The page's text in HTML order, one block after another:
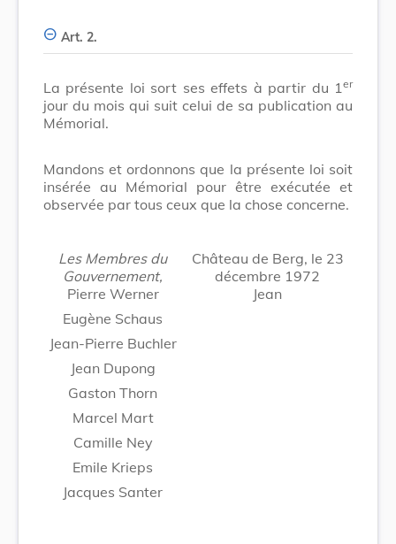
Art. 2.
La présente loi sort ses effets à partir du 1 er
jour du mois qui suit celui de sa publication au
Mémorial.
Mandons et ordonnons que la présente loi soit
insérée au Mémorial pour être exécutée et
observée par tous ceux que la chose concerne.
Les Membres du
Gouvernement,
Pierre Werner
Eugène Schaus
Jean-Pierre Buchler
Jean Dupong
Gaston Thorn
Marcel Mart
Camille Ney
Emile Krieps
Jacques Santer
Château de Berg, le 23
décembre 1972
Jean